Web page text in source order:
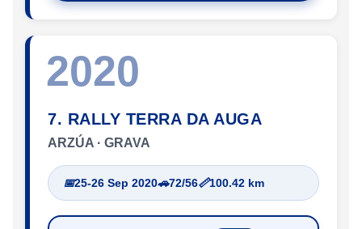
2020
7. RALLY TERRA DA AUGA
ARZÚA · GRAVA
📅25-26 Sep 2020🚗72/56📏100.42 km